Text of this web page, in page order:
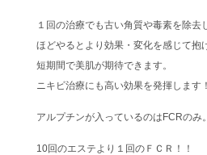
１回の治療でも古い角質や毒素を除去
ほどやるとより効果・変化を感じて抱
短期間で美肌が期待できます。
ニキビ治療にも高い効果を発揮します！
アルプチンが入っているのはFCRのみ。
10回のエステより１回のＦＣＲ！！